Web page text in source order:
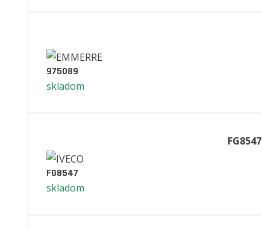
975089
skladom
FG8547
FG8547
skladom